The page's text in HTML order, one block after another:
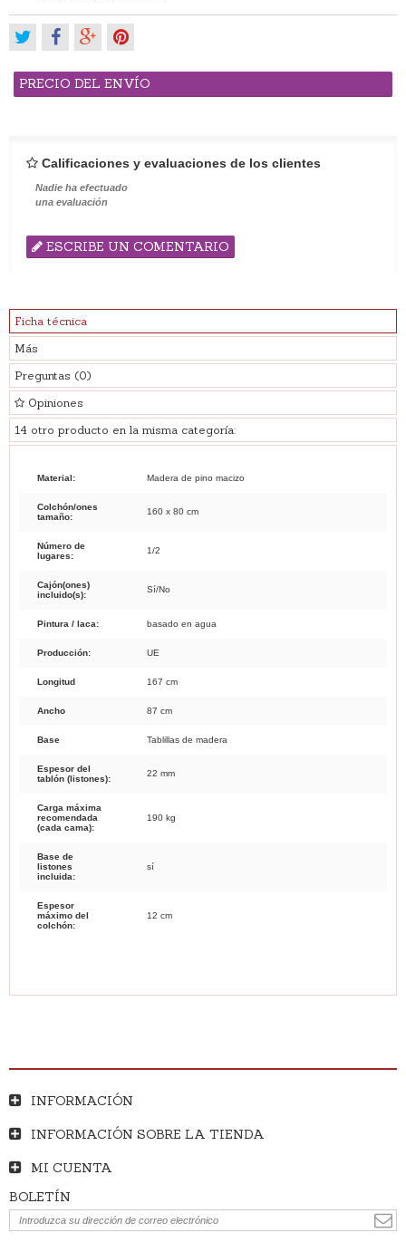
PRECIO DEL ENVÍO
Calificaciones y evaluaciones de los clientes
Nadie ha efectuado
una evaluación
ESCRIBE UN COMENTARIO
Ficha técnica
Más
Preguntas (0)
Opiniones
14 otro producto en la misma categoría:
Material: Madera de pino macizo
Colchón/ones
tamaño:
160 x 80 cm
Número de
lugares:
1/2
Cajón(ones)
incluido(s):
Sí/No
Pintura / laca: basado en agua
Producción: UE
Longitud 167 cm
Ancho 87 cm
Base Tablillas de madera
Espesor del
tablón (listones):
22 mm
Carga máxima
recomendada
(cada cama):
190 kg
Base de
listones
incluida:
sí
Espesor
máximo del
colchón:
12 cm
INFORMACIÓN
INFORMACIÓN SOBRE LA TIENDA
MI CUENTA
BOLETÍN